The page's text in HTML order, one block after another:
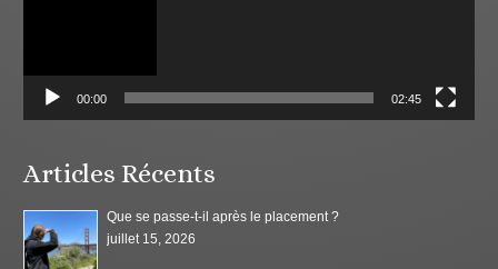
00:00 02:45
Articles Récents
Que se passe-t-il après le placement ?
juillet 15, 2026